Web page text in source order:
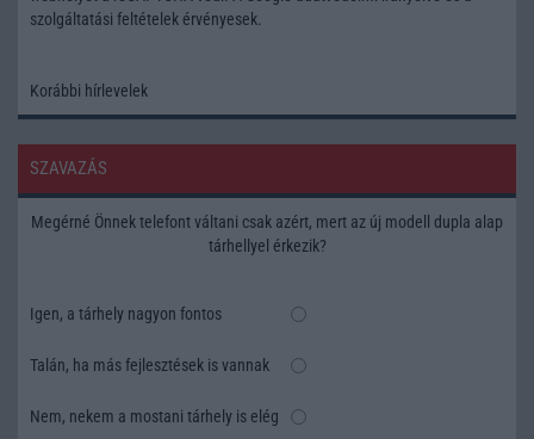
szolgáltatási feltételek érvényesek.
Korábbi hírlevelek
SZAVAZÁS
Megérné Önnek telefont váltani csak azért, mert az új modell dupla alap
tárhellyel érkezik?
Igen, a tárhely nagyon fontos
Talán, ha más fejlesztések is vannak
Nem, nekem a mostani tárhely is elég